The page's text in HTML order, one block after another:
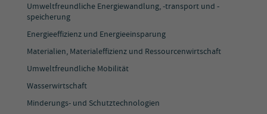
Umweltfreundliche Energiewandlung, -transport und -
speicherung
Energieeffizienz und Energieeinsparung
Materialien, Materialeffizienz und Ressourcenwirtschaft
Umweltfreundliche Mobilität
Wasserwirtschaft
Minderungs- und Schutztechnologien